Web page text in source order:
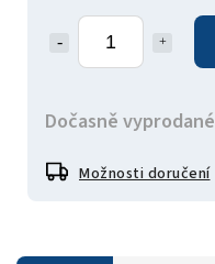
Dočasně vyprodané
Možnosti doručení